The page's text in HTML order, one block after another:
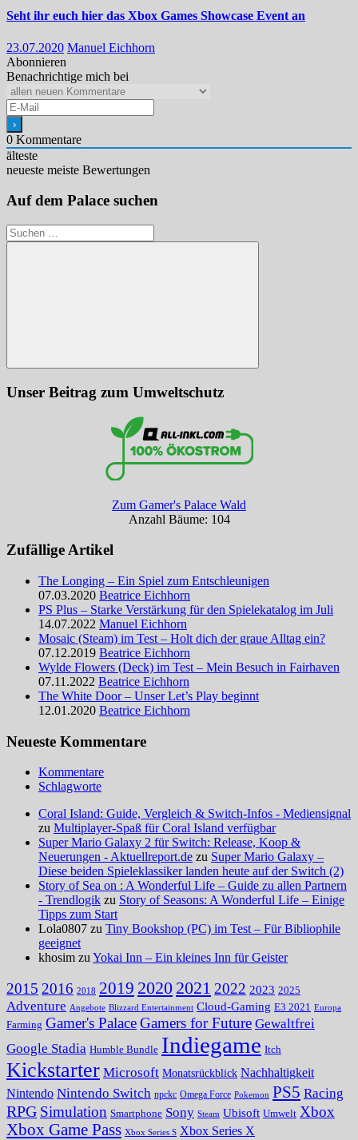
Seht ihr euch hier das Xbox Games Showcase Event an
23.07.2020 Manuel Eichhorn
Abonnieren
Benachrichtige mich bei
0 Kommentare
älteste
neueste meiste Bewertungen
Auf dem Palace suchen
Suchen
nach:
Suchen
Unser Beitrag zum Umweltschutz
Zum Gamer's Palace Wald
Anzahl Bäume: 104
Zufällige Artikel
The Longing – Ein Spiel zum Entschleunigen
07.03.2020 Beatrice Eichhorn
PS Plus – Starke Verstärkung für den Spielekatalog im Juli
14.07.2022 Manuel Eichhorn
Mosaic (Steam) im Test – Holt dich der graue Alltag ein?
07.12.2019 Beatrice Eichhorn
Wylde Flowers (Deck) im Test – Mein Besuch in Fairhaven
07.11.2022 Beatrice Eichhorn
The White Door – Unser Let’s Play beginnt
12.01.2020 Beatrice Eichhorn
Neueste Kommentare
Kommentare
Schlagworte
Coral Island: Guide, Vergleich & Switch-Infos - Mediensignal
zu Multiplayer-Spaß für Coral Island verfügbar
Super Mario Galaxy 2 für Switch: Release, Koop &
Neuerungen - Aktuellreport.de zu Super Mario Galaxy –
Diese beiden Spieleklassiker landen heute auf der Switch (2)
Story of Sea on : A Wonderful Life – Guide zu allen Partnern
- Trendlogik zu Story of Seasons: A Wonderful Life – Einige
Tipps zum Start
Lola0807 zu Tiny Bookshop (PC) im Test – Für Bibliophile
geeignet
khosim zuYokai Inn – Ein kleines Inn für Geister
2015 2016 2018 2019 2020 2021 2022 2023 2025
Adventure Angebote Blizzard Entertainment Cloud-Gaming E3 2021 Europa
Farming Gamer's PalaceGamers for Future Gewaltfrei
Google Stadia Humble Bundle Indiegame Itch
Kickstarter Microsoft Monatsrückblick Nachhaltigkeit
Nintendo Nintendo Switch npckc Omega Force Pokemon PS5 Racing
RPG Simulation Smartphone Sony Steam Ubisoft Umwelt Xbox
Xbox Game Pass Xbox Series S Xbox Series X